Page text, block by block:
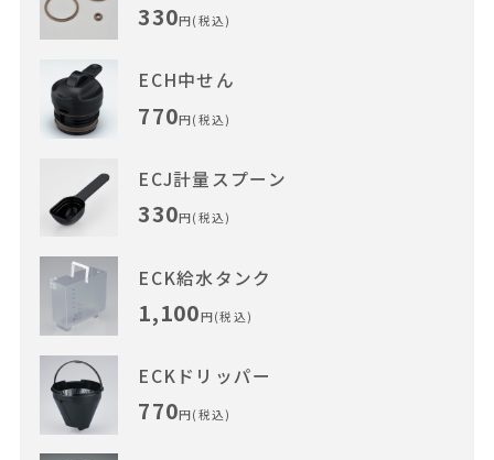
330円(税込)
ECH中せん
770円(税込)
ECJ計量スプーン
330円(税込)
ECK給水タンク
1,100円(税込)
ECKドリッパー
770円(税込)